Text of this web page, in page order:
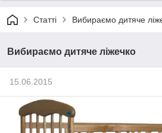
Статті Вибираємо дитяче
Вибираємо дитяче ліжечко
15.06.2015